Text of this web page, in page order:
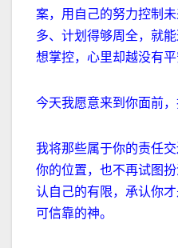
案，用自己的努力控制
多、计划得够周全，就
想掌控，心里却越没有平
今天我愿意来到你面前，
我将那些属于你的责任
你的位置，也不再试图
认自己的有限，承认你
可信靠的神。